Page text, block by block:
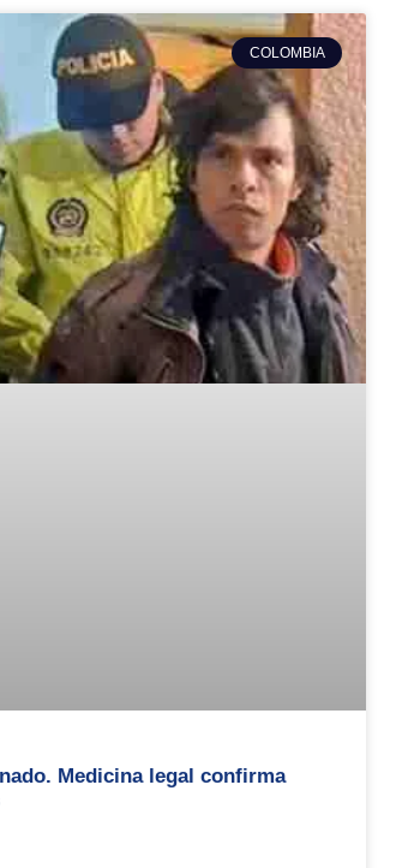
COLOMBIA
Medicina legal confirma